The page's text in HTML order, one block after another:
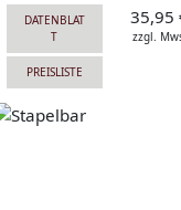
DATENBLAT
T
PREISLISTE
35,95
zzgl.